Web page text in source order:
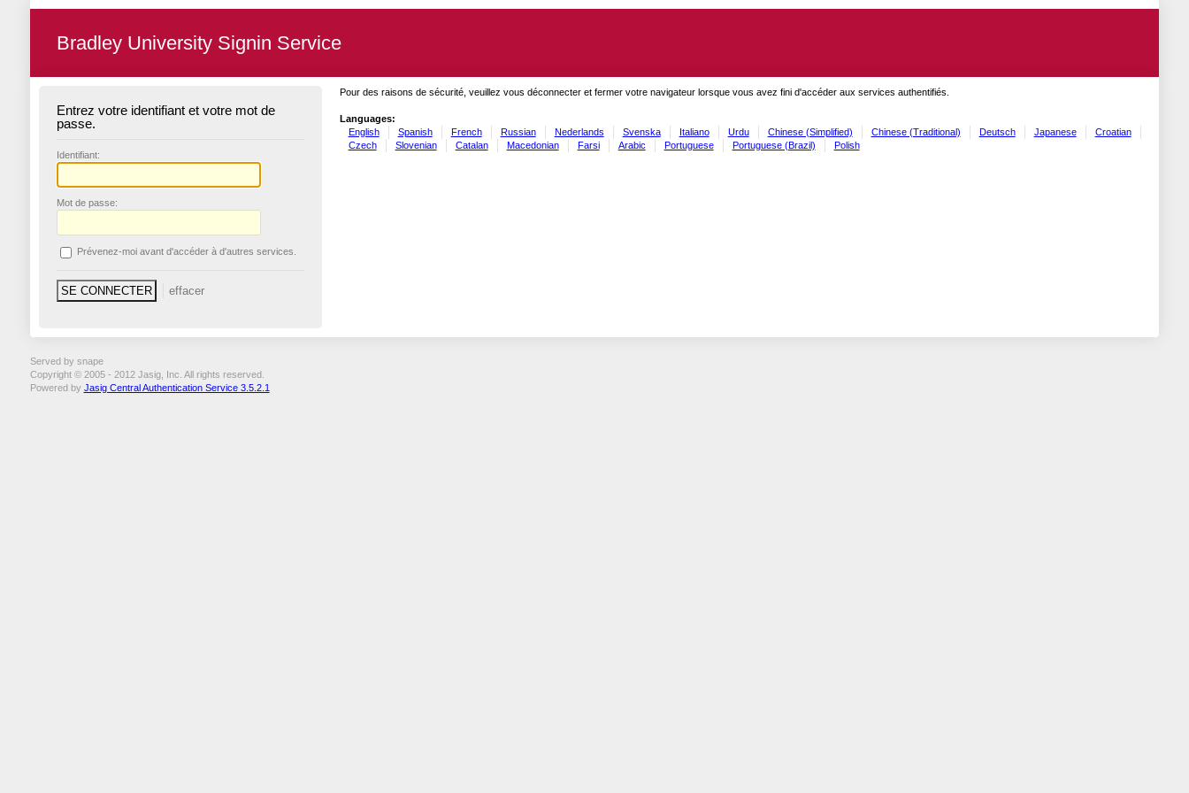
Bradley University Signin Service
Entrez votre identifiant et votre mot de
passe.
Identifiant:
Mot de passe:
Prévenez-moi avant d'accéder à d'autres services.
Pour des raisons de sécurité, veuillez vous déconnecter et fermer votre navigateur lorsque vous avez fini d'accéder aux services authentifiés.
Languages:
English
Spanish French Russian Nederlands Svenska Italiano Urdu Chinese (Simplified) Chinese (Traditional) Deutsch Japanese
Croatian
Czech
Slovenian Catalan Macedonian Farsi Arabic Portuguese Portuguese (Brazil) Polish
Served by snape
Copyright © 2005 - 2012 Jasig, Inc. All rights reserved.
Powered by Jasig Central Authentication Service 3.5.2.1